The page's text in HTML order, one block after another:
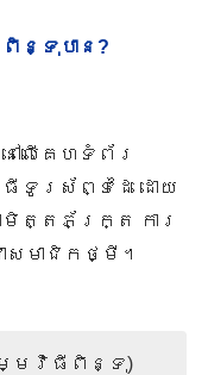
ពិន្ទុបាន?
លើគេហទំព័រ
រស័ព្ទដៃ ដោយ
មិត្តភ័ក្ត្រ ការ
ាសមាជិកថ្មី។
ម្មវិធីពិន្ទុ)